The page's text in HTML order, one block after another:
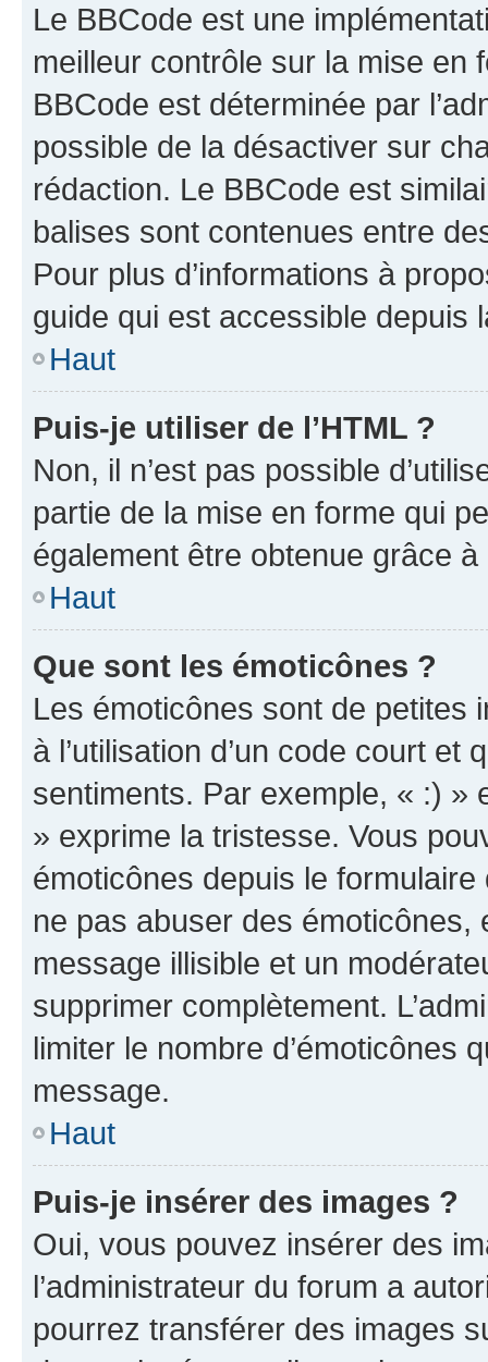
Le BBCode est une
meilleur contrôle sur la mise en
BBCode est déterminée par
possible de la désactiver sur
rédaction. Le BBCode est
balises sont contenues entre
Pour plus d’informations à
guide qui est accessible depuis
Haut
Puis-je utiliser de l’HTML ?
Non, il n’est pas possible
partie de la mise en forme qui
également être obtenue grâce à
Haut
Que sont les émoticônes ?
Les émoticônes sont de petites
à l’utilisation d’un code court et
sentiments. Par exemple, « :) »
» exprime la tristesse. Vous
émoticônes depuis le
ne pas abuser des
message illisible et un
supprimer complètement.
limiter le nombre d’émoticônes
message.
Haut
Puis-je insérer des images ?
Oui, vous pouvez insérer des
l’administrateur du forum a
pourrez transférer des images